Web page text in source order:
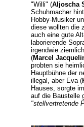
"Willi" (Aljoscha
Schuhmacher
Hobby-Musiker
diese wollten die
auch eine gute
laborierende
irgendwie
(Marcel
probten sie
Hauptbühne der
illegal, aber Eva (
Hauses, sorgte
auf die Baustelle
"stellvertretende